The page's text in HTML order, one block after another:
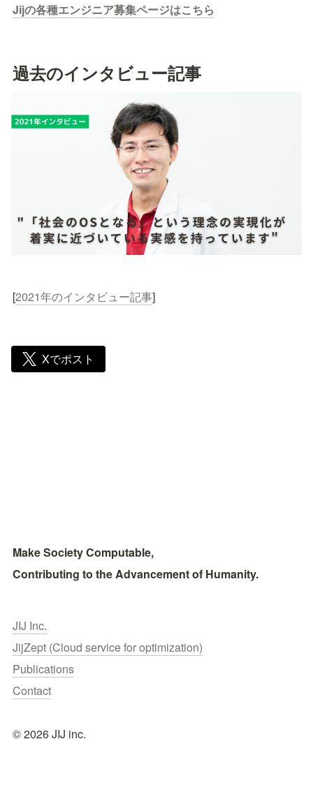
Jijの各種エンジニア募集ページはこちら
過去のインタビュー記事
[2021年のインタビュー記事]
Xでポスト
Make Society Computable,
Contributing to the Advancement of Humanity.
JIJ Inc.
JijZept (Cloud service for optimization)
Publications
Contact
© 2026 JIJ inc.